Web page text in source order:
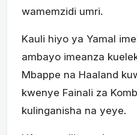
wamemzidi umri.
Kauli hiyo ya Yamal
ambayo imeanza
Mbappe na Haaland
kwenye Fainali za
kulinganisha na yeye.